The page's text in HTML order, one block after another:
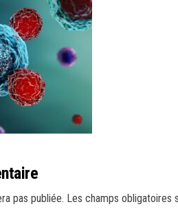
pas publiée. Les champs obligatoires